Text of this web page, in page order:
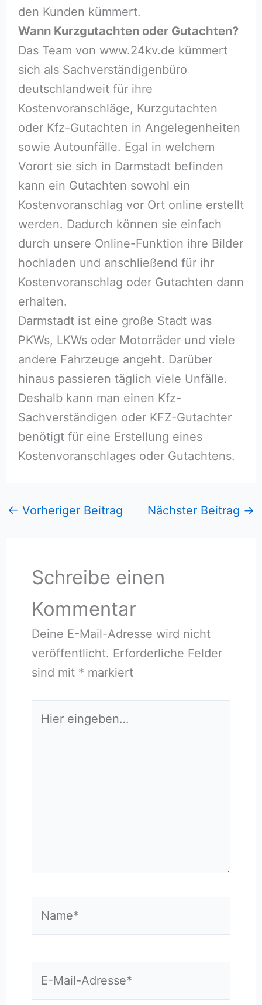
den Kunden kümmert.
Wann Kurzgutachten oder Gutachten?
Das Team von www.24kv.de kümmert
sich als Sachverständigenbüro
deutschlandweit für ihre
Kostenvoranschläge, Kurzgutachten
oder Kfz-Gutachten in Angelegenheiten
sowie Autounfälle. Egal in welchem
Vorort sie sich in Darmstadt befinden
kann ein Gutachten sowohl ein
Kostenvoranschlag vor Ort online erstellt
werden. Dadurch können sie einfach
durch unsere Online-Funktion ihre Bilder
hochladen und anschließend für ihr
Kostenvoranschlag oder Gutachten dann
erhalten.
Darmstadt ist eine große Stadt was
PKWs, LKWs oder Motorräder und viele
andere Fahrzeuge angeht. Darüber
hinaus passieren täglich viele Unfälle.
Deshalb kann man einen Kfz-
Sachverständigen oder KFZ-Gutachter
benötigt für eine Erstellung eines
Kostenvoranschlages oder Gutachtens.
← Vorheriger Beitrag Nächster Beitrag →
Schreibe einen
Kommentar
Deine E-Mail-Adresse wird nicht
veröffentlicht. Erforderliche Felder
sind mit * markiert
eingeben…